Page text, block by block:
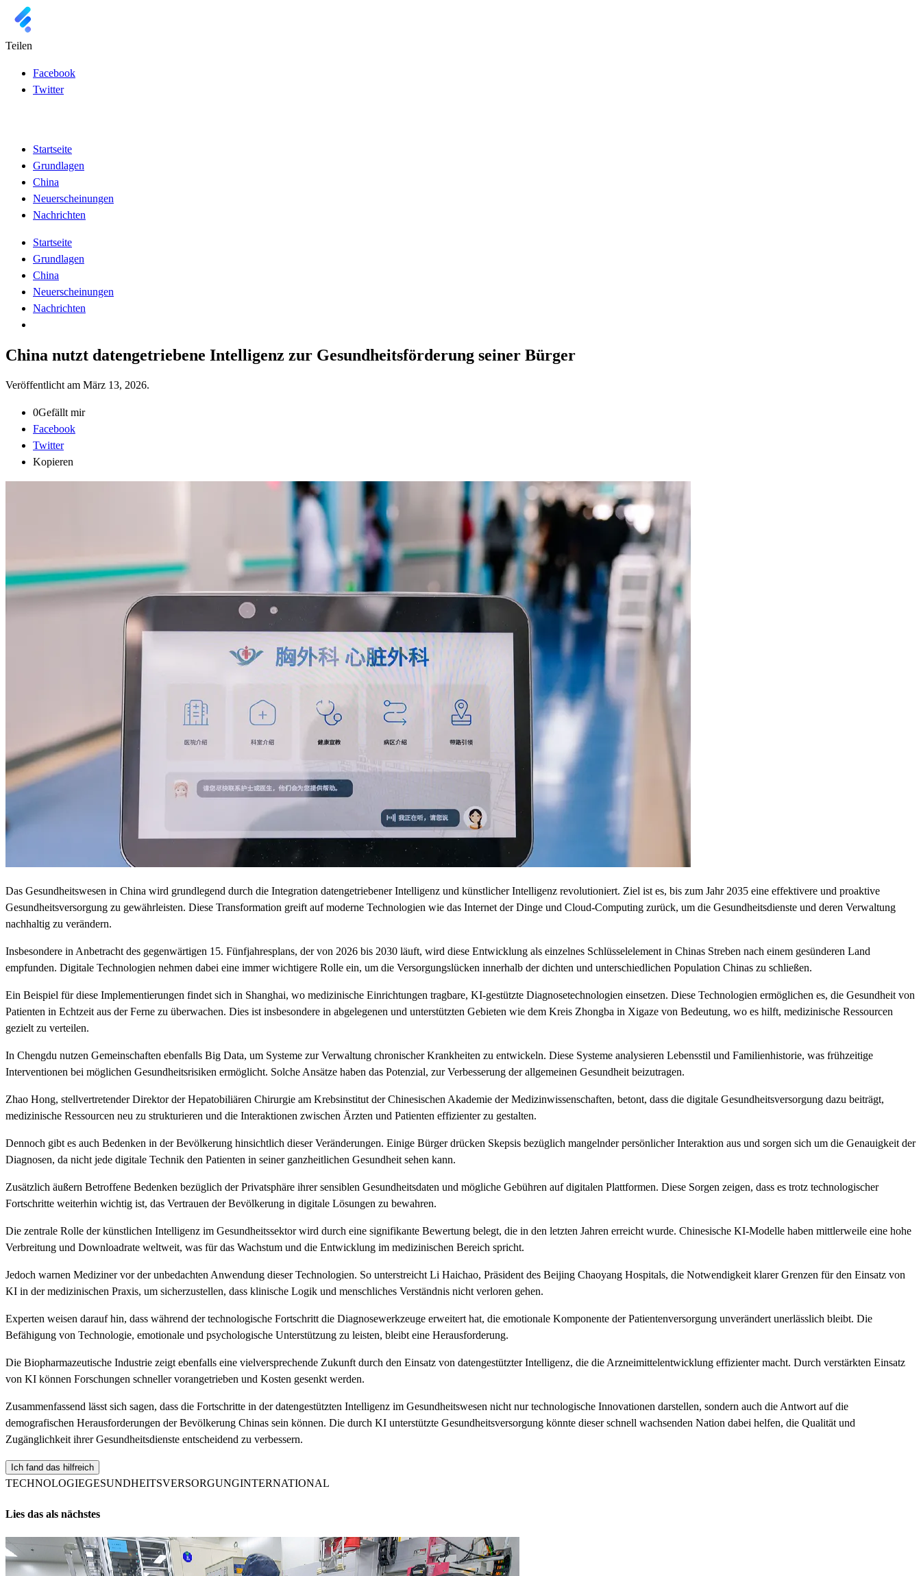
Teilen
Facebook
Twitter
Startseite
Grundlagen
China
Neuerscheinungen
Nachrichten
Startseite
Grundlagen
China
Neuerscheinungen
Nachrichten
China nutzt datengetriebene Intelligenz zur Gesundheitsförderung seiner Bürger
Veröffentlicht am März 13, 2026.
0Gefällt mir
Facebook
Twitter
Kopieren
Das Gesundheitswesen in China wird grundlegend durch die Integration datengetriebener Intelligenz und künstlicher Intelligenz revolutioniert. Ziel ist es, bis zum Jahr 2035 eine effektivere und proaktive
Gesundheitsversorgung zu gewährleisten. Diese Transformation greift auf moderne Technologien wie das Internet der Dinge und Cloud-Computing zurück, um die Gesundheitsdienste und deren Verwaltung
nachhaltig zu verändern.
Insbesondere in Anbetracht des gegenwärtigen 15. Fünfjahresplans, der von 2026 bis 2030 läuft, wird diese Entwicklung als einzelnes Schlüsselelement in Chinas Streben nach einem gesünderen Land
empfunden. Digitale Technologien nehmen dabei eine immer wichtigere Rolle ein, um die Versorgungslücken innerhalb der dichten und unterschiedlichen Population Chinas zu schließen.
Ein Beispiel für diese Implementierungen findet sich in Shanghai, wo medizinische Einrichtungen tragbare, KI-gestützte Diagnosetechnologien einsetzen. Diese Technologien ermöglichen es, die Gesundheit von
Patienten in Echtzeit aus der Ferne zu überwachen. Dies ist insbesondere in abgelegenen und unterstützten Gebieten wie dem Kreis Zhongba in Xigaze von Bedeutung, wo es hilft, medizinische Ressourcen
gezielt zu verteilen.
In Chengdu nutzen Gemeinschaften ebenfalls Big Data, um Systeme zur Verwaltung chronischer Krankheiten zu entwickeln. Diese Systeme analysieren Lebensstil und Familienhistorie, was frühzeitige
Interventionen bei möglichen Gesundheitsrisiken ermöglicht. Solche Ansätze haben das Potenzial, zur Verbesserung der allgemeinen Gesundheit beizutragen.
Zhao Hong, stellvertretender Direktor der Hepatobiliären Chirurgie am Krebsinstitut der Chinesischen Akademie der Medizinwissenschaften, betont, dass die digitale Gesundheitsversorgung dazu beiträgt,
medizinische Ressourcen neu zu strukturieren und die Interaktionen zwischen Ärzten und Patienten effizienter zu gestalten.
Dennoch gibt es auch Bedenken in der Bevölkerung hinsichtlich dieser Veränderungen. Einige Bürger drücken Skepsis bezüglich mangelnder persönlicher Interaktion aus und sorgen sich um die Genauigkeit der
Diagnosen, da nicht jede digitale Technik den Patienten in seiner ganzheitlichen Gesundheit sehen kann.
Zusätzlich äußern Betroffene Bedenken bezüglich der Privatsphäre ihrer sensiblen Gesundheitsdaten und mögliche Gebühren auf digitalen Plattformen. Diese Sorgen zeigen, dass es trotz technologischer
Fortschritte weiterhin wichtig ist, das Vertrauen der Bevölkerung in digitale Lösungen zu bewahren.
Die zentrale Rolle der künstlichen Intelligenz im Gesundheitssektor wird durch eine signifikante Bewertung belegt, die in den letzten Jahren erreicht wurde. Chinesische KI-Modelle haben mittlerweile eine hohe
Verbreitung und Downloadrate weltweit, was für das Wachstum und die Entwicklung im medizinischen Bereich spricht.
Jedoch warnen Mediziner vor der unbedachten Anwendung dieser Technologien. So unterstreicht Li Haichao, Präsident des Beijing Chaoyang Hospitals, die Notwendigkeit klarer Grenzen für den Einsatz von
KI in der medizinischen Praxis, um sicherzustellen, dass klinische Logik und menschliches Verständnis nicht verloren gehen.
Experten weisen darauf hin, dass während der technologische Fortschritt die Diagnosewerkzeuge erweitert hat, die emotionale Komponente der Patientenversorgung unverändert unerlässlich bleibt. Die
Befähigung von Technologie, emotionale und psychologische Unterstützung zu leisten, bleibt eine Herausforderung.
Die Biopharmazeutische Industrie zeigt ebenfalls eine vielversprechende Zukunft durch den Einsatz von datengestützter Intelligenz, die die Arzneimittelentwicklung effizienter macht. Durch verstärkten Einsatz
von KI können Forschungen schneller vorangetrieben und Kosten gesenkt werden.
Zusammenfassend lässt sich sagen, dass die Fortschritte in der datengestützten Intelligenz im Gesundheitswesen nicht nur technologische Innovationen darstellen, sondern auch die Antwort auf die
demografischen Herausforderungen der Bevölkerung Chinas sein können. Die durch KI unterstützte Gesundheitsversorgung könnte dieser schnell wachsenden Nation dabei helfen, die Qualität und
Zugänglichkeit ihrer Gesundheitsdienste entscheidend zu verbessern.
Ich fand das hilfreich
TECHNOLOGIEGESUNDHEITSVERSORGUNGINTERNATIONAL
Lies das als nächstes